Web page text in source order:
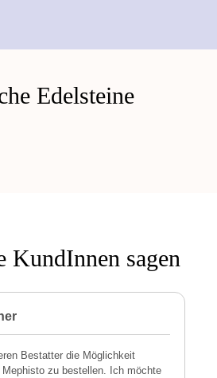
Edelsteine
KundInnen sagen
Bestatter die Möglichkeit
zu bestellen. Ich möchte